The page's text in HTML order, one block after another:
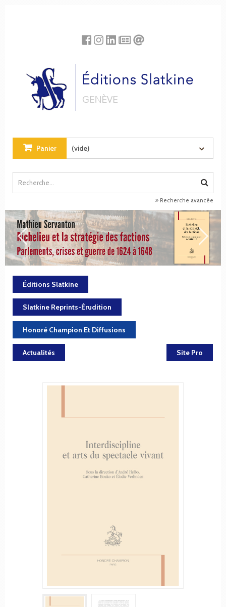
Panier (vide)
Recherche avancée
Éditions Slatkine
Slatkine Reprints-Érudition
Honoré Champion Et Diffusions
Actualités Site Pro